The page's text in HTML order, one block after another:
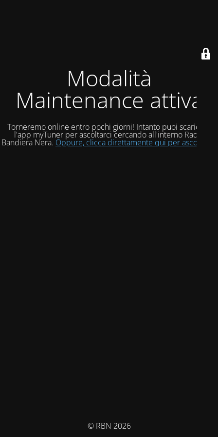
Modalità
Maintenance attiva
Torneremo online entro pochi giorni! Intanto puoi scaricare
l'app myTuner per ascoltarci cercando all'interno Radio
Bandiera Nera. Oppure, clicca direttamente qui per ascoltarci!
© RBN 2026